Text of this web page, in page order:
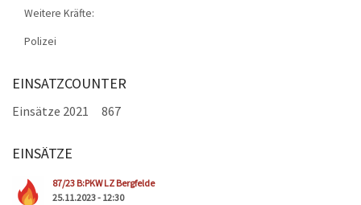
Weitere Kräfte:
Polizei
EINSATZCOUNTER
Einsätze 2021 867
EINSÄTZE
87/23 B:PKW LZ Bergfelde
25.11.2023 - 12:30
Seiten